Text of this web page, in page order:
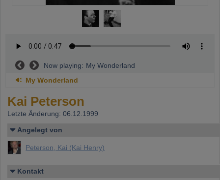
Now playing: My Wonderland
My Wonderland
Kai Peterson
Letzte Änderung: 06.12.1999
Angelegt von
Peterson, Kai (Kai Henry)
Kontakt